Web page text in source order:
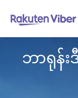
ဘာရုန်း